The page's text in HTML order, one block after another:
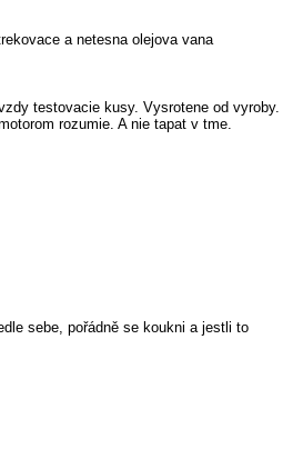
a netesna olejova vana
testovacie kusy. Vysrotene od vyroby.
rozumie. A nie tapat v tme.
sebe, pořádně se koukni a jestli to